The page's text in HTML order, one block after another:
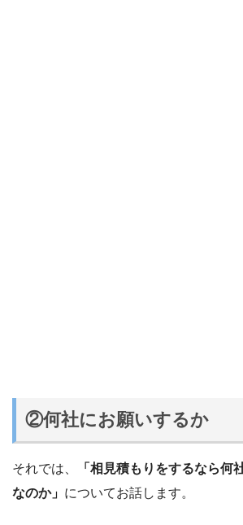
②何社にお願いするか
それでは、
「相見積もりをするなら何
なのか」 についてお話します。